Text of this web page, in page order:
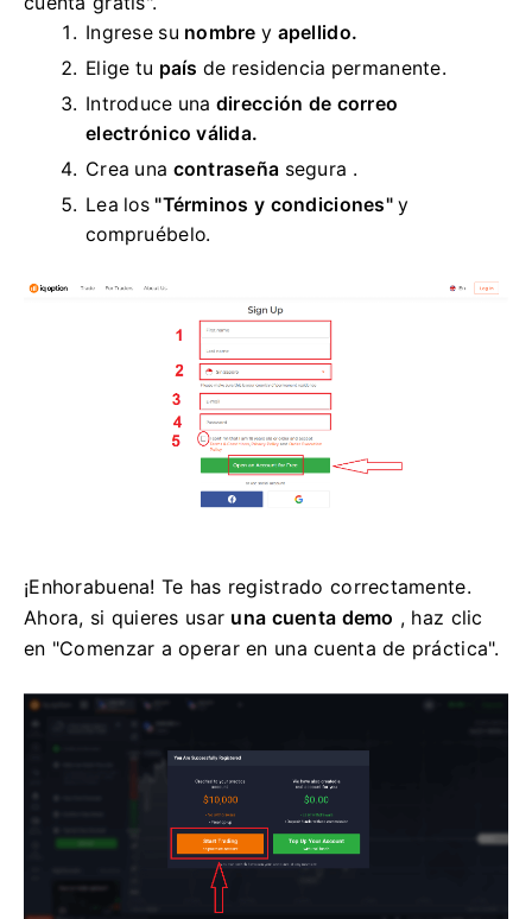
Ingrese su nombre y apellido.
Elige tu país de residencia permanente.
Introduce una dirección de correo
electrónico válida.
Crea una contraseña segura .
Lea los"Términos y condiciones"y
compruébelo.
¡Enhorabuena! Te has registrado correctamente.
Ahora, si quieres usar una cuenta demo , haz clic
en "Comenzar a operar en una cuenta de práctica".